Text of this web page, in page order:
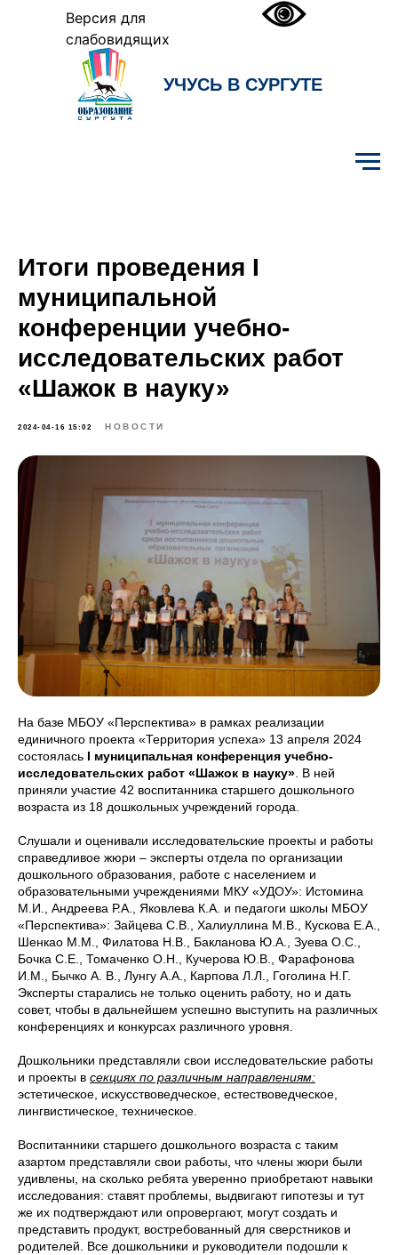
Версия для
слабовидящих
УЧУСЬ В СУРГУТЕ
Итоги проведения I
муниципальной
конференции учебно-
исследовательских работ
«Шажок в науку»
2024-04-16 15:02 НОВОСТИ
На базе МБОУ «Перспектива» в рамках реализации
единичного проекта «Территория успеха» 13 апреля 2024
состоялась I муниципальная конференция учебно-
исследовательских работ «Шажок в науку». В ней
приняли участие 42 воспитанника старшего дошкольного
возраста из 18 дошкольных учреждений города.
Слушали и оценивали исследовательские проекты и работы
справедливое жюри – эксперты отдела по организации
дошкольного образования, работе с населением и
образовательными учреждениями МКУ «УДОУ»: Истомина
М.И., Андреева Р.А., Яковлева К.А. и педагоги школы МБОУ
«Перспектива»: Зайцева С.В., Халиуллина М.В., Кускова Е.А.,
Шенкао М.М., Филатова Н.В., Бакланова Ю.А., Зуева О.С.,
Бочка С.Е., Томаченко О.Н., Кучерова Ю.В., Фарафонова
И.М., Бычко А. В., Лунгу А.А., Карпова Л.Л., Гоголина Н.Г.
Эксперты старались не только оценить работу, но и дать
совет, чтобы в дальнейшем успешно выступить на различных
конференциях и конкурсах различного уровня.
Дошкольники представляли свои исследовательские работы
и проекты в секциях по различным направлениям:
эстетическое, искусствоведческое, естествоведческое,
лингвистическое, техническое.
Воспитанники старшего дошкольного возраста с таким
азартом представляли свои работы, что члены жюри были
удивлены, на сколько ребята уверенно приобретают навыки
исследования: ставят проблемы, выдвигают гипотезы и тут
же их подтверждают или опровергают, могут создать и
представить продукт, востребованный для сверстников и
родителей. Все дошкольники и руководители подошли к